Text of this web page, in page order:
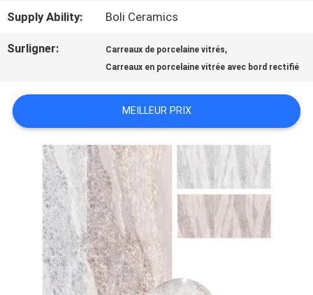
QUALITÉ
NOUS
DEMANDEZ
UN DEVIS
PLAN
Supply Ability: Boli Ceramics
Surligner: Carreaux de porcelaine vitrés,
Carreaux en porcelaine vitrée avec bord rectifié
MEILLEUR PRIX